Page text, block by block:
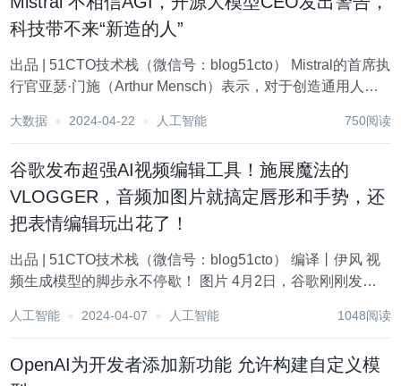
科技带不来“新造的人”
出品 | 51CTO技术栈（微信号：blog51cto） Mistral的首席执
行官亚瑟·门施（Arthur Mensch）表示，对于创造通用人工
埃隆·马斯克（Elon Musk）和山姆·奥特曼...
大数据 2024-04-22 人工智能 750阅读
谷歌发布超强AI视频编辑工具！施展魔法的
VLOGGER，音频加图片就搞定唇形和手势，还
把表情编辑玩出花了！
出品 | 51CTO技术栈（微信号：blog51cto） 编译丨伊风 视
频生成模型的脚步永不停歇！ 图片 4月2日，谷歌刚刚发布
收集了很多视频生成领域的前沿AI技能，而打造出的一款百
人工智能 2024-04-07 人工智能 1048阅读
OpenAI为开发者添加新功能 允许构建自定义模